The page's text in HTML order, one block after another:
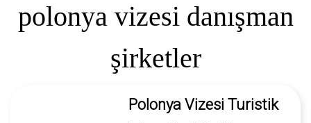
polonya vizesi danışman
şirketler
Polonya Vizesi Turistik